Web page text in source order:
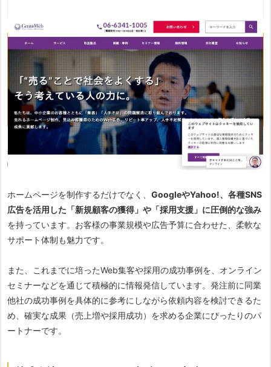
おすすめポイント
・幅広い業種の制作実績を持つ
・広告を使った新規顧客獲得と採用支援に強み
・多数の成功事例をセミナーやPDFの形で情報発信
株式会社ジーニアスウェブは、士業からクリニック、製造業まで、
幅広い業種での豊富な制作実績を持つ制作会社です。
ホームページを制作するだけでなく、 GoogleやYahoo!、各種SNS
広告を活用した「新規顧客の獲得」や「採用支援」に圧倒的な強み
を持っています。お客様の事業規模や広告予算に合わせた、柔軟な
サポート体制も魅力です。
また、これまでに培ったWeb集客や採用の成功事例を、オンライン
セミナーなどを通じて積極的に情報発信しています。発注前に同業
他社の成功事例を具体的に参考にしながら依頼内容を検討できるた
め、確実な成果（売上増や採用成功）を求める企業にぴったりのパ
ートナーです。